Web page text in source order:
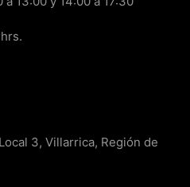
3, Villarrica, Región de